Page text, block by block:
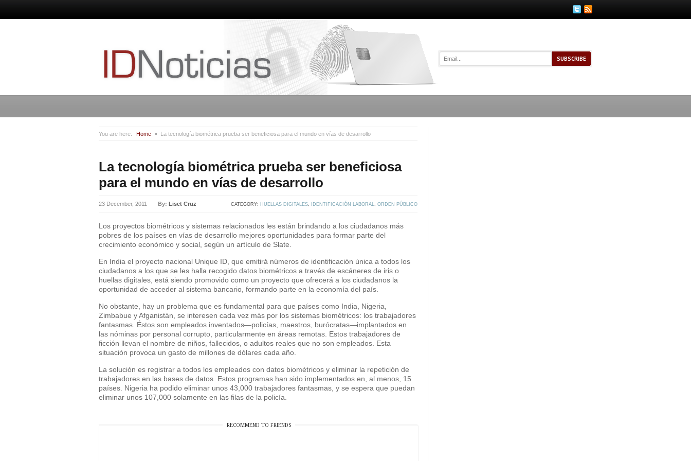
You are here: Home La tecnología biométrica prueba ser beneficiosa para el mundo en vías de desarrollo
La tecnología biométrica prueba ser beneficiosa
para el mundo en vías de desarrollo
23 December, 2011 By: Liset Cruz CATEGORY: HUELLAS DIGITALES, IDENTIFICACIÓN LABORAL, ORDEN PÚBLICO
Los proyectos biométricos y sistemas relacionados les están brindando a los ciudadanos más
pobres de los países en vías de desarrollo mejores oportunidades para formar parte del
crecimiento económico y social, según un artículo de Slate.
En India el proyecto nacional Unique ID, que emitirá números de identificación única a todos los
ciudadanos a los que se les halla recogido datos biométricos a través de escáneres de iris o
huellas digitales, está siendo promovido como un proyecto que ofrecerá a los ciudadanos la
oportunidad de acceder al sistema bancario, formando parte en la economía del país.
No obstante, hay un problema que es fundamental para que países como India, Nigeria,
Zimbabue y Afganistán, se interesen cada vez más por los sistemas biométricos: los trabajadores
fantasmas. Éstos son empleados inventados—policías, maestros, burócratas—implantados en
las nóminas por personal corrupto, particularmente en áreas remotas. Estos trabajadores de
ficción llevan el nombre de niños, fallecidos, o adultos reales que no son empleados. Esta
situación provoca un gasto de millones de dólares cada año.
La solución es registrar a todos los empleados con datos biométricos y eliminar la repetición de
trabajadores en las bases de datos. Estos programas han sido implementados en, al menos, 15
países. Nigeria ha podido eliminar unos 43,000 trabajadores fantasmas, y se espera que puedan
eliminar unos 107,000 solamente en las filas de la policía.
RECOMMEND TO FRIENDS